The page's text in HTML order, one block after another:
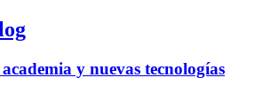
y nuevas tecnologías